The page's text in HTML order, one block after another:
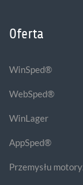
Oferta
WinSped®
WebSped®
WinLager
AppSped®
Przemysłu